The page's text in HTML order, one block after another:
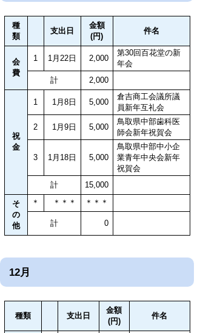
種
類
支出日
金額
(円)
件名
会
費
1 1月22日 2,000
第30回百花堂の新
年会
計
2,000
祝
金
1 1月8日 5,000
倉吉商工会議所議
員新年互礼会
2 1月9日 5,000
鳥取県中部歯科医
師会新年祝賀会
3 1月18日 5,000
鳥取県中部中小企
業青年中央会新年
祝賀会
計
15,000
そ
の
他
＊ ＊＊＊ ＊＊＊
計 0
12月
種類 支出日
金額
(円)
件名